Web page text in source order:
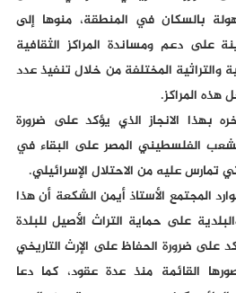
بالسكان في المنطقة، منوها إلى
دعم ومساندة المراكز الثقافية
والتراثية المختلفة من خلال تنفيذ عدد
هذه المراكز.
بهذا الانجاز الذي يؤكد على ضرورة
الفلسطيني المصر على البقاء في
تمارس عليه من الاحتلال الإسرائيلي.
المجتمع الأستاذ أيمن الشكعة أن هذا
على حماية التراث الأصيل للبلدة
على ضرورة الحفاظ على الإرث التاريخي
القائمة منذ عدة عقود، كما دعا